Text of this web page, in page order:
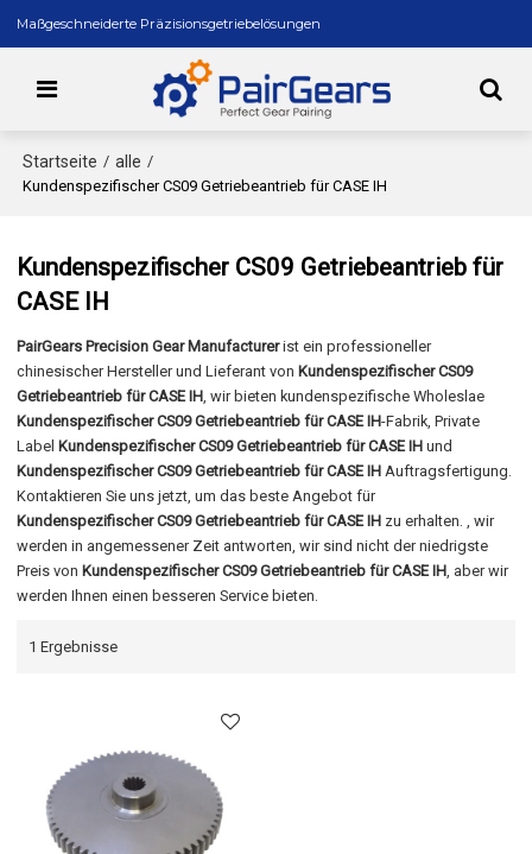
Maßgeschneiderte Präzisionsgetriebelösungen
Startseite / alle /
Kundenspezifischer CS09 Getriebeantrieb für CASE IH
Kundenspezifischer CS09 Getriebeantrieb für
CASE IH
PairGears Precision Gear Manufacturerist ein professioneller
chinesischer Hersteller und Lieferant von Kundenspezifischer CS09
Getriebeantrieb für CASE IH, wir bieten kundenspezifische Wholeslae
Kundenspezifischer CS09 Getriebeantrieb für CASE IH-Fabrik, Private
Label Kundenspezifischer CS09 Getriebeantrieb für CASE IH und
Kundenspezifischer CS09 Getriebeantrieb für CASE IH Auftragsfertigung.
Kontaktieren Sie uns jetzt, um das beste Angebot für
Kundenspezifischer CS09 Getriebeantrieb für CASE IH zu erhalten. , wir
werden in angemessener Zeit antworten, wir sind nicht der niedrigste
Preis von Kundenspezifischer CS09 Getriebeantrieb für CASE IH, aber wir
werden Ihnen einen besseren Service bieten.
1 Ergebnisse